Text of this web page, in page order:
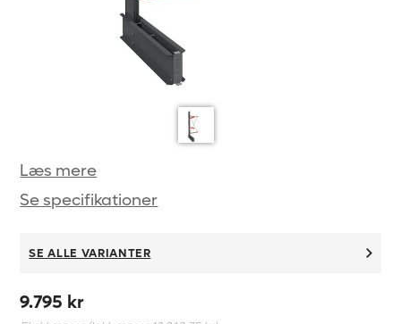
Læs mere
Se specifikationer
SE ALLE VARIANTER
9.795 kr